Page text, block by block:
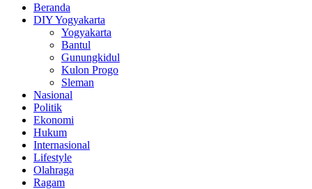
Beranda
DIY Yogyakarta
Yogyakarta
Bantul
Gunungkidul
Kulon Progo
Sleman
Nasional
Politik
Ekonomi
Hukum
Internasional
Lifestyle
Olahraga
Ragam